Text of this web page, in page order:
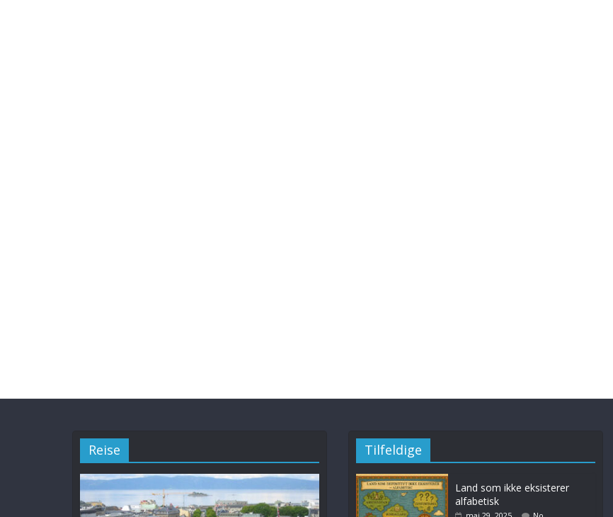
Reise Tilfeldige
Land som ikke eksisterer
alfabetisk